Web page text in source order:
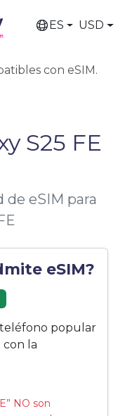
ES USD
con eSIM.
S25 FE
eSIM para
eSIM?
teléfono popular
con la
NO son